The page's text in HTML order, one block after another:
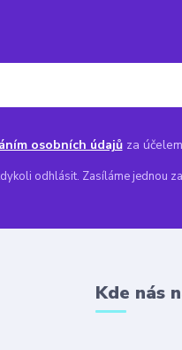
osobních údajůza
odhlásit. Zasíláme jednou
Kde nás